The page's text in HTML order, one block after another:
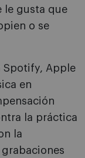
le gusta que
o se
Spotify, Apple
en
la práctica
la